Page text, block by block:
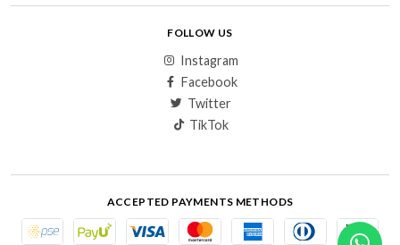
FOLLOW US
Instagram
Facebook
Twitter
TikTok
ACCEPTED PAYMENTS METHODS